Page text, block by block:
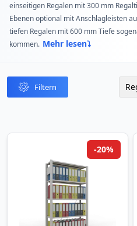
einseitigen Regalen mit 300 mm
Ebenen optional mit Anschlagleisten
tiefen Regalen mit 600 mm Tiefe
kommen. Mehr lesen
-20%
Filtern